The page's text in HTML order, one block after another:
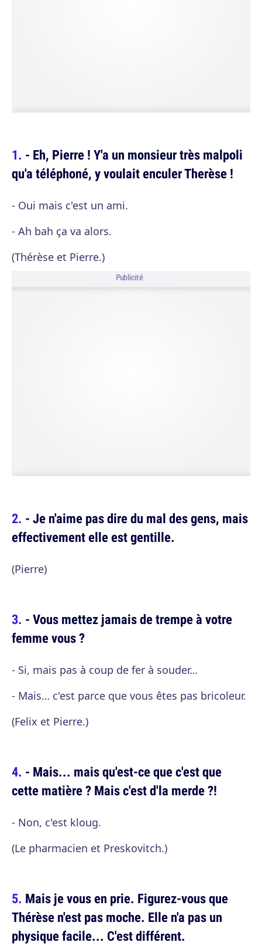
- Eh, Pierre ! Y'a un monsieur très malpoli
qu'a téléphoné, y voulait enculer Therèse !
- Oui mais c'est un ami.
- Ah bah ça va alors.
(Thérèse et Pierre.)
Publicité
- Je n'aime pas dire du mal des gens, mais
effectivement elle est gentille.
(Pierre)
- Vous mettez jamais de trempe à votre
femme vous ?
- Si, mais pas à coup de fer à souder…
- Mais… c'est parce que vous êtes pas bricoleur.
(Felix et Pierre.)
- Mais... mais qu'est-ce que c'est que
cette matière ? Mais c'est d'la merde ?!
- Non, c'est kloug.
(Le pharmacien et Preskovitch.)
Mais je vous en prie. Figurez-vous que
Thérèse n'est pas moche. Elle n'a pas un
physique facile... C'est différent.